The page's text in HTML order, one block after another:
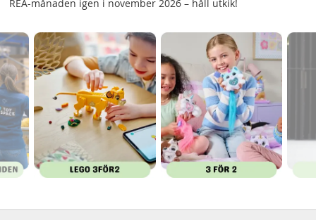
REA-månaden igen i november 2026 – håll utkik!